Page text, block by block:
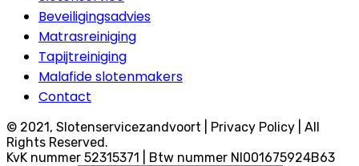
Beveiligingsadvies
Matrasreiniging
Tapijtreiniging
Malafide slotenmakers
Contact
© 2021, Slotenservicezandvoort | Privacy Policy | All
Rights Reserved.
KvK nummer 52315371 | Btw nummer Nl001675924B63